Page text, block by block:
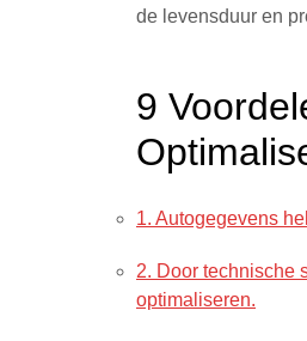
de levensduur en
9
1. Autogegevens
2. Door technische
optimaliseren.